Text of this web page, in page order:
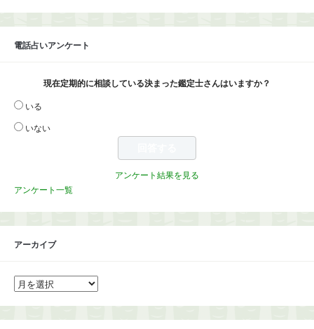
電話占いアンケート
現在定期的に相談している決まった鑑定士さんはいますか？
いる
いない
アンケート結果を見る
アンケート一覧
アーカイブ
ア
ー
イ